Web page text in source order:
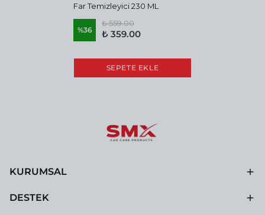
Far Temizleyici 230 ML
%36
₺ 559.00
₺ 359.00
SEPETE EKLE
KURUMSAL
DESTEK